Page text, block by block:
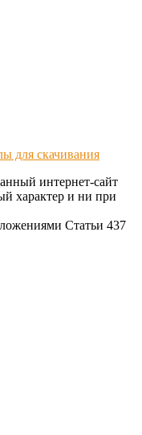
для скачивания
интернет-сайт
характер и ни при
Статьи 437